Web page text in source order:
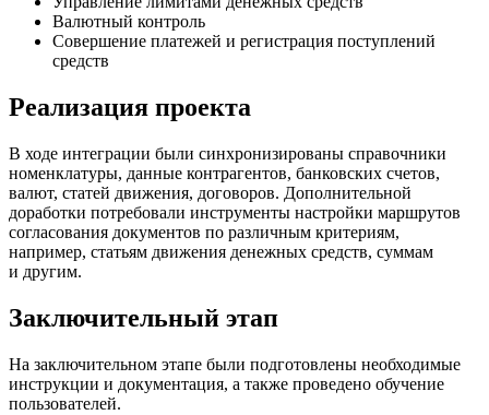
Валютный контроль
Совершение платежей и регистрация поступлений
средств
Реализация проекта
В ходе интеграции были синхронизированы справочники
номенклатуры, данные контрагентов, банковских счетов,
валют, статей движения, договоров. Дополнительной
доработки потребовали инструменты настройки маршрутов
согласования документов по различным критериям,
например, статьям движения денежных средств, суммам
и другим.
Заключительный этап
На заключительном этапе были подготовлены необходимые
инструкции и документация, а также проведено обучение
пользователей.